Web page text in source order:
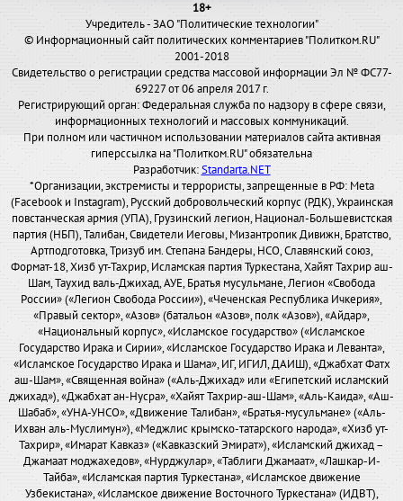
18+
Учредитель - ЗАО "Политические технологии"
© Информационный сайт политических комментариев "Политком.RU"
2001-2018
Свидетельство о регистрации средства массовой информации Эл № ФС77-
69227 от 06 апреля 2017 г.
Регистрирующий орган: Федеральная служба по надзору в сфере связи,
информационных технологий и массовых коммуникаций.
При полном или частичном использовании материалов сайта активная
гиперссылка на "Политком.RU" обязательна
Разработчик:Standarta.NET
*Организации, экстремисты и террористы, запрещенные в РФ: Meta
(Facebook и Instagram), Русский добровольческий корпус (РДК), Украинская
повстанческая армия (УПА), Грузинский легион, Национал-Большевистская
партия (НБП), Талибан, Свидетели Иеговы, Мизантропик Дивижн, Братство,
Артподготовка, Тризуб им. Степана Бандеры, НСО, Славянский союз,
Формат-18, Хизб ут-Тахрир, Исламская партия Туркестана, Хайят Тахрир аш-
Шам, Таухид валь-Джихад, АУЕ, Братья мусульмане, Легион «Свобода
России» («Легион Свобода России»), «Чеченская Республика Ичкерия»,
«Правый сектор», «Азов» (батальон «Азов», полк «Азов»), «Айдар»,
«Национальный корпус», «Исламское государство» («Исламское
Государство Ирака и Сирии», «Исламское Государство Ирака и Леванта»,
«Исламское Государство Ирака и Шама», ИГ, ИГИЛ, ДАИШ), «Джабхат Фатх
аш-Шам», «Священная война» («Аль-Джихад» или «Египетский исламский
джихад»), «Джабхат ан-Нусра», «Хайят Тахрир-аш-Шам», «Аль-Каида», «Аш-
Шабаб», «УНА-УНСО», «Движение Талибан», «Братья-мусульмане» («Аль-
Ихван аль-Муслимун»), «Меджлис крымско-татарского народа», «Хизб ут-
Тахрир», «Имарат Кавказ» («Кавказский Эмират»), «Исламский джихад –
Джамаат моджахедов», «Нурджулар», «Таблиги Джамаат», «Лашкар-И-
Тайба», «Исламская партия Туркестана», «Исламское движение
Узбекистана», «Исламское движение Восточного Туркестана» (ИДВТ),